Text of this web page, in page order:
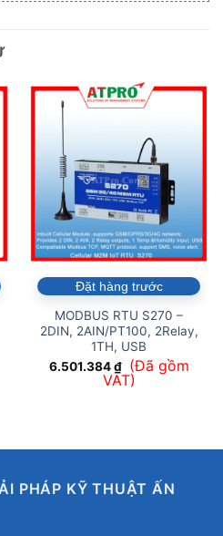
Đặt hàng trước
MODBUS RTU S270 –
2DIN, 2AIN/PT100, 2Relay,
1TH, USB
6.501.384₫ (Đã gồm
VAT)
PHÁP KỸ THUẬT ẤN